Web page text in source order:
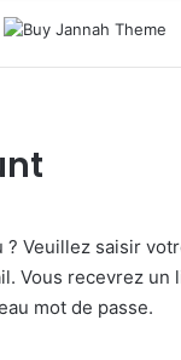
? Veuillez saisir
Vous recevrez un
mot de passe.